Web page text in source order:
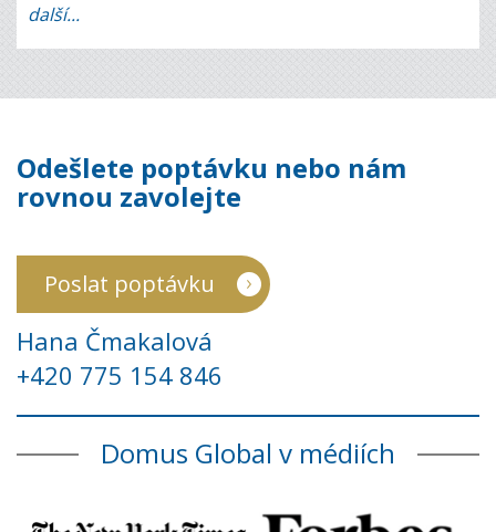
další...
Odešlete poptávku nebo nám
rovnou zavolejte
Poslat poptávku
Hana Čmakalová
+420 775 154 846
Domus Global v médiích